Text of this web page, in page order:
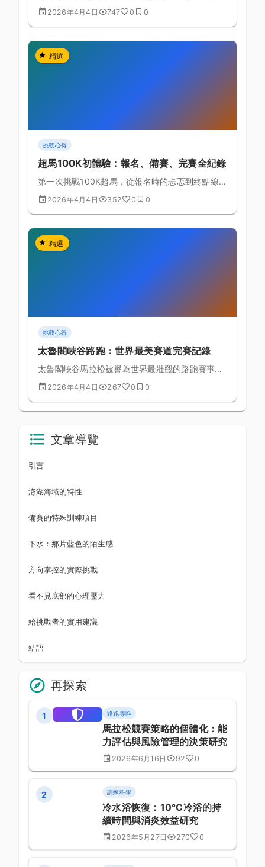
塔到南燈塔）約539公里完整路線規劃、備賽要點
與安全注意事項。
2026年4月4日 747 0 0
精選
挑戰心得
超馬100K初體驗：報名、備賽、完賽全紀錄
第一次挑戰100K超馬，從報名時的忐忑到終點線前
的熱淚盈眶，完整記錄一位普通跑者如何完成這項
極限超馬挑戰。
2026年4月4日 352 0 0
精選
挑戰心得
太魯閣峽谷路跑：世界最美賽道完賽記錄
太魯閣峽谷馬拉松被譽為世界最壯觀的路跑賽事之
一，本文詳細記錄完賽全過程、備賽策略與賽場上
的現場體驗要點。
2026年4月4日 267 0 0
文章導覽
引言
澎湖海域的特性
備賽的特殊訓練項目
下水：那片藍色的陌生感
方向掌控的實際挑戰
看不見底部的心理壓力
給挑戰者的實用建議
結語
再探索
1 路跑專區
馬拉松競賽策略的個體化：能
力評估與風險管理的決策研究
2026年6月16日 92 0
2 訓練科學
冷水浴恢復：10°C冷浴的持
續時間與消炎效益研究
2026年5月27日 270 0